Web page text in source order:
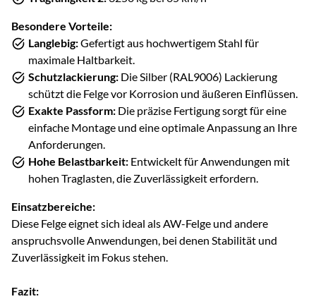
Besondere Vorteile:
Langlebig:Gefertigt aus hochwertigem Stahl für
maximale Haltbarkeit.
Schutzlackierung: Die Silber (RAL9006) Lackierung
schützt die Felge vor Korrosion und äußeren Einflüssen.
Exakte Passform: Die präzise Fertigung sorgt für eine
einfache Montage und eine optimale Anpassung an Ihre
Anforderungen.
Hohe Belastbarkeit: Entwickelt für Anwendungen mit
hohen Traglasten, die Zuverlässigkeit erfordern.
Einsatzbereiche:
Diese Felge eignet sich ideal als AW-Felge und andere
anspruchsvolle Anwendungen, bei denen Stabilität und
Zuverlässigkeit im Fokus stehen.
Fazit: